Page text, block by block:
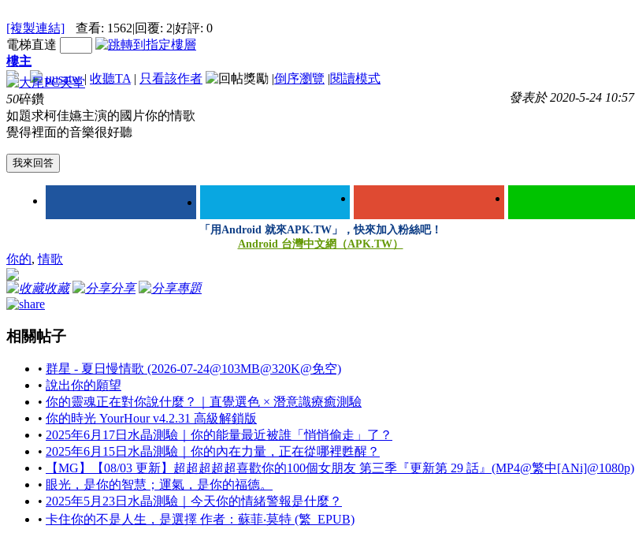
[複製連結] 查看: 1562|回覆: 2|好評: 0
電梯直達
樓主
uusatw | 收聽TA | 只看該作者 |倒序瀏覽 |閱讀模式
發表於 2020-5-24 10:57
50碎鑽
如題求柯佳嬿主演的國片你的情歌
覺得裡面的音樂很好聽
我來回答
「用Android 就來APK.TW」，快來加入粉絲吧！
Android 台灣中文網（APK.TW）
你的,情歌
收藏 分享 專題
相關帖子
• 群星 - 夏日慢情歌 (2026-07-24@103MB@320K@免空)
• 說出你的願望
• 你的靈魂正在對你說什麼？｜直覺選色 × 潛意識療癒測驗
• 你的時光 YourHour v4.2.31 高級解鎖版
• 2025年6月17日水晶測驗｜你的能量最近被誰「悄悄偷走」了？
• 2025年6月15日水晶測驗｜你的內在力量，正在從哪裡甦醒？
•
【MG】【08/03 更新】超超超超超喜歡你的100個女朋友 第三季『更新第 29 話』(MP4@繁中[ANi]@1080p)
• 眼光，是你的智慧；運氣，是你的福德。
• 2025年5月23日水晶測驗｜今天你的情緒警報是什麼？
• 卡住你的不是人生，是選擇 作者：蘇菲‧莫特 (繁_EPUB)